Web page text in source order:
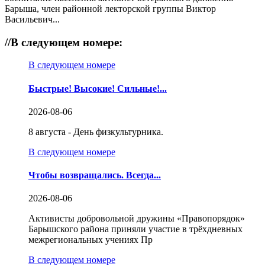
Барыша, член районной лекторской группы Виктор
Васильевич...
//В следующем номере:
В следующем номере
Быстрые! Высокие! Сильные!...
2026-08-06
8 августа - День физкультурника.
В следующем номере
Чтобы возвращались. Всегда...
2026-08-06
Активисты добровольной дружины «Правопорядок»
Барышского района приняли участие в трёхдневных
межрегиональных учениях Пр
В следующем номере